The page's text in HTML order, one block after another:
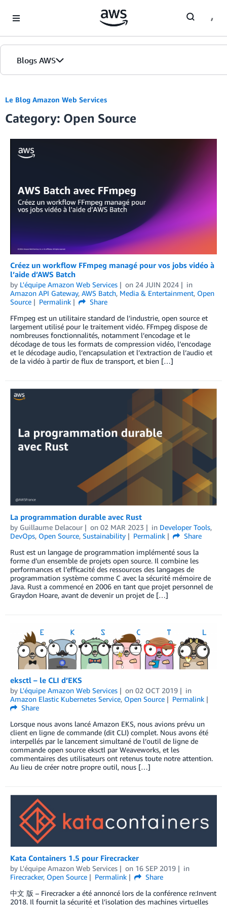
Blogs AWS
Accueil
Éditions
Le Blog Amazon Web Services
Category: Open Source
Créez un workflow FFmpeg managé pour vos jobs vidéo à
l’aide d’AWS Batch
by L'équipe Amazon Web Services on 24 JUIN 2024
in
Amazon API Gateway, AWS Batch, Media & Entertainment, Open
Source
Permalink
Share
FFmpeg est un utilitaire standard de l’industrie, open source et
largement utilisé pour le traitement vidéo. FFmpeg dispose de
nombreuses fonctionnalités, notamment l’encodage et le
décodage de tous les formats de compression vidéo, l’encodage
et le décodage audio, l’encapsulation et l’extraction de l’audio et
de la vidéo à partir de flux de transport, et bien […]
La programmation durable avec Rust
by Guillaume Delacour on 02 MAR 2023 in Developer Tools,
DevOps, Open Source, Sustainability Permalink
Share
Rust est un langage de programmation implémenté sous la
forme d’un ensemble de projets open source. Il combine les
performances et l’efficacité des ressources des langages de
programmation système comme C avec la sécurité mémoire de
Java. Rust a commencé en 2006 en tant que projet personnel de
Graydon Hoare, avant de devenir un projet de […]
eksctl – le CLI d’EKS
by L'équipe Amazon Web Services on 02 OCT 2019
in
Amazon Elastic Kubernetes Service, Open Source
Permalink
Share
Lorsque nous avons lancé Amazon EKS, nous avions prévu un
client en ligne de commande (dit CLI) complet. Nous avons été
interpellés par le lancement simultané de l’outil de ligne de
commande open source eksctl par Weaveworks, et les
commentaires des utilisateurs ont retenus toute notre attention.
Au lieu de créer notre propre outil, nous […]
Kata Containers 1.5 pour Firecracker
by L'équipe Amazon Web Services on 16 SEP 2019
in
Firecracker, Open Source Permalink
Share
中文 版 – Firecracker a été annoncé lors de la conférence re:Invent
2018. Il fournit la sécurité et l’isolation des machines virtuelles